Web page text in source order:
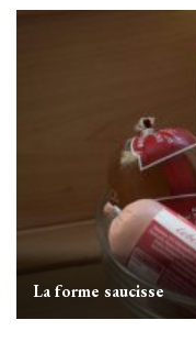
La forme saucisse